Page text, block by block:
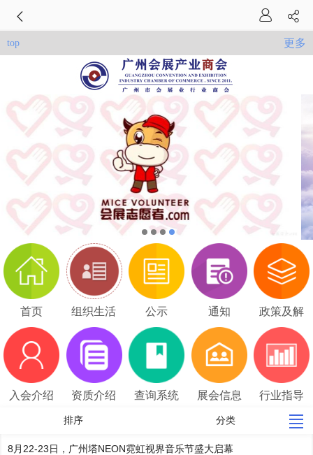
top 更多
首页 组织生活 公示 通知
政策及解
读
入会介绍 资质介绍 查询系统 展会信息
行业指导
排序 分类
8月22-23日，广州塔NEON霓虹视界音乐节盛大启幕